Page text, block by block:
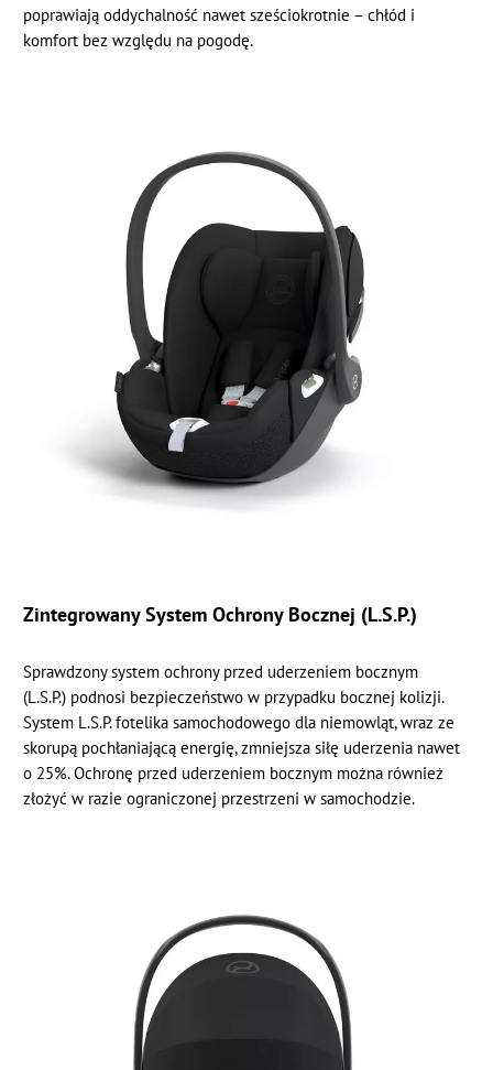
poprawiają oddychalność nawet sześciokrotnie – chłód i
komfort bez względu na pogodę.
Zintegrowany System Ochrony Bocznej (L.S.P.)
Sprawdzony system ochrony przed uderzeniem bocznym
(L.S.P.) podnosi bezpieczeństwo w przypadku bocznej kolizji.
System L.S.P. fotelika samochodowego dla niemowląt, wraz ze
skorupą pochłaniającą energię, zmniejsza siłę uderzenia nawet
o 25%. Ochronę przed uderzeniem bocznym można również
złożyć w razie ograniczonej przestrzeni w samochodzie.